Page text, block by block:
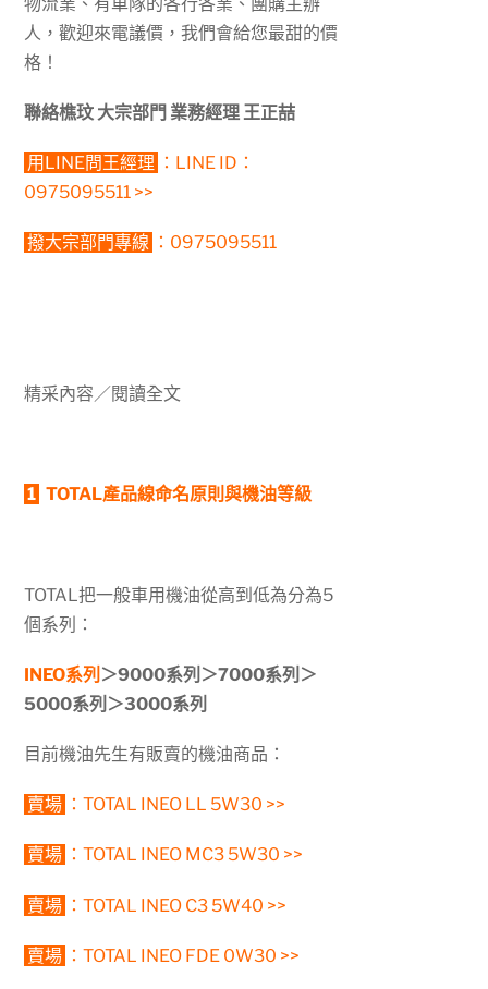
人，歡迎來電議價，我們會給您最甜的價
格！
聯絡樵玟 大宗部門 業務經理 王正喆
用LINE問王經理 ：LINE ID：
0975095511 >>
撥大宗部門專線 ：0975095511
精采內容／閱讀全文
1 TOTAL產品線命名原則與機油等級
TOTAL把一般車用機油從高到低為分為5
個系列：
INEO系列 ＞9000系列＞7000系列＞
5000系列＞3000系列
目前機油先生有販賣的機油商品：
賣場 ：TOTAL INEO LL 5W30 >>
賣場 ：TOTAL INEO MC3 5W30 >>
賣場 ：TOTAL INEO C3 5W40 >>
賣場 ：TOTAL INEO FDE 0W30 >>